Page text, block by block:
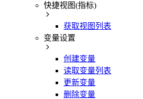
快捷视图(指标)
获取视图列表
变量设置
创建变量
读取变量列表
更新变量
删除变量